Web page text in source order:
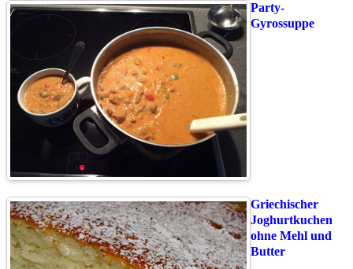
Party-
Gyrossuppe
Griechischer
Joghurtkuchen
ohne Mehl und
Butter